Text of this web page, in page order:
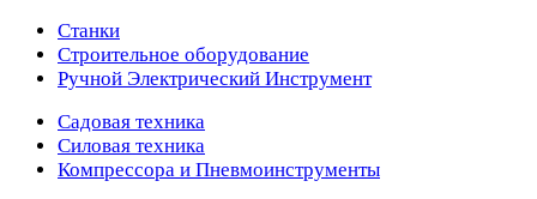
Станки
Строительное оборудование
Ручной Электрический Инструмент
Садовая техника
Силовая техника
Компрессора и Пневмоинструменты